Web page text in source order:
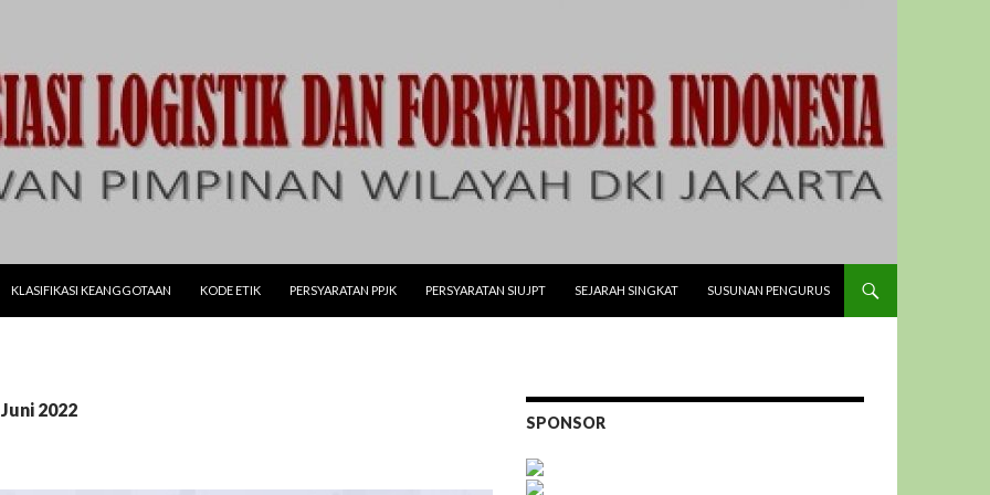
KLASIFIKASI KEANGGOTAAN
KODE ETIK PERSYARATAN PPJK PERSYARATAN SIUJPT SEJARAH SINGKAT SUSUNAN PENGURUS
2022
SPONSOR